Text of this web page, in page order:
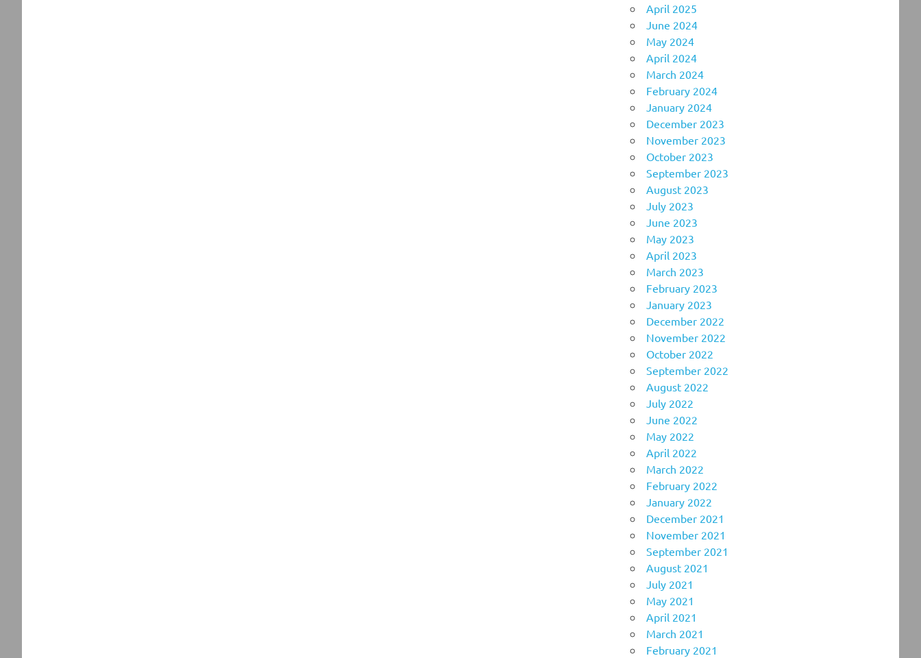
April 2025
June 2024
May 2024
April 2024
March 2024
February 2024
January 2024
December 2023
November 2023
October 2023
September 2023
August 2023
July 2023
June 2023
May 2023
April 2023
March 2023
February 2023
January 2023
December 2022
November 2022
October 2022
September 2022
August 2022
July 2022
June 2022
May 2022
April 2022
March 2022
February 2022
January 2022
December 2021
November 2021
September 2021
August 2021
July 2021
May 2021
April 2021
March 2021
February 2021